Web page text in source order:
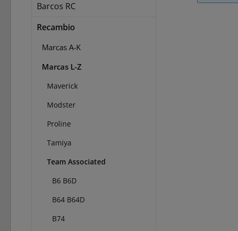
Barcos RC
Recambio
Marcas A-K
Marcas L-Z
Maverick
Modster
Proline
Tamiya
Team Associated
B6 B6D
B64 B64D
B74